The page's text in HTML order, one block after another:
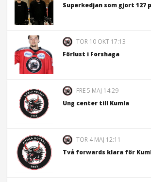
Superkedjan som gjort 127
TOR 10 OKT 17:13
Förlust i Forshaga
FRE 5 MAJ 14:29
Ung center till Kumla
TOR 4 MAJ 12:11
Två forwards klara för